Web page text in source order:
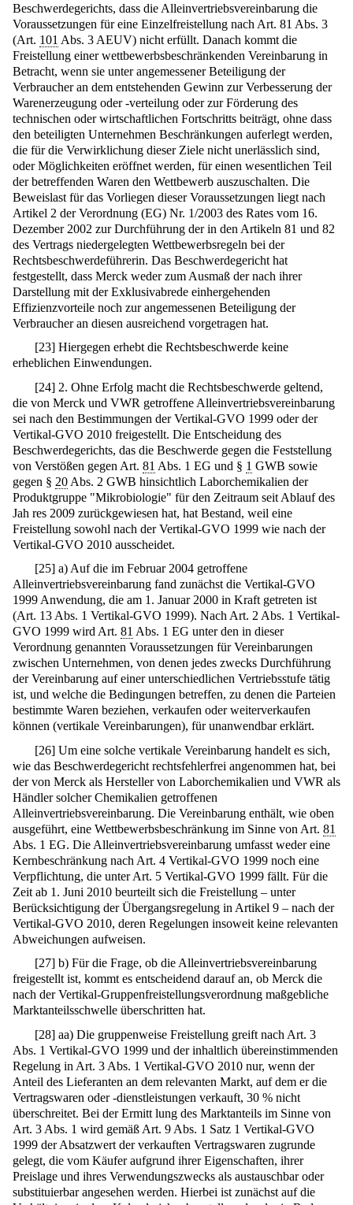
Beschwerdegerichts, dass die Alleinvertriebsvereinbarung die
Voraussetzungen für eine Einzelfreistellung nach Art. 81 Abs. 3
(Art. 101 Abs. 3 AEUV) nicht erfüllt. Danach kommt die
Freistellung einer wettbewerbsbeschränkenden Vereinbarung in
Betracht, wenn sie unter angemessener Beteiligung der
Verbraucher an dem entstehenden Gewinn zur Verbesserung der
Warenerzeugung oder -verteilung oder zur Förderung des
technischen oder wirtschaftlichen Fortschritts beiträgt, ohne dass
den beteiligten Unternehmen Beschränkungen auferlegt werden,
die für die Verwirklichung dieser Ziele nicht unerlässlich sind,
oder Möglichkeiten eröffnet werden, für einen wesentlichen Teil
der betreffenden Waren den Wettbewerb auszuschalten. Die
Beweislast für das Vorliegen dieser Voraussetzungen liegt nach
Artikel 2 der Verordnung (EG) Nr. 1/2003 des Rates vom 16.
Dezember 2002 zur Durchführung der in den Artikeln 81 und 82
des Vertrags niedergelegten Wettbewerbsregeln bei der
Rechtsbeschwerdeführerin. Das Beschwerdegericht hat
festgestellt, dass Merck weder zum Ausmaß der nach ihrer
Darstellung mit der Exklusivabrede einhergehenden
Effizienzvorteile noch zur angemessenen Beteiligung der
Verbraucher an diesen ausreichend vorgetragen hat.
[23] Hiergegen erhebt die Rechtsbeschwerde keine
erheblichen Einwendungen.
[24] 2. Ohne Erfolg macht die Rechtsbeschwerde geltend,
die von Merck und VWR getroffene Alleinvertriebsvereinbarung
sei nach den Bestimmungen der Vertikal-GVO 1999 oder der
Vertikal-GVO 2010 freigestellt. Die Entscheidung des
Beschwerdegerichts, das die Beschwerde gegen die Feststellung
von Verstößen gegen Art. 81 Abs. 1 EG und § 1 GWB sowie
gegen § 20 Abs. 2 GWB hinsichtlich Laborchemikalien der
Produktgruppe "Mikrobiologie" für den Zeitraum seit Ablauf des
Jah res 2009 zurückgewiesen hat, hat Bestand, weil eine
Freistellung sowohl nach der Vertikal-GVO 1999 wie nach der
Vertikal-GVO 2010 ausscheidet.
[25] a) Auf die im Februar 2004 getroffene
Alleinvertriebsvereinbarung fand zunächst die Vertikal-GVO
1999 Anwendung, die am 1. Januar 2000 in Kraft getreten ist
(Art. 13 Abs. 1 Vertikal-GVO 1999). Nach Art. 2 Abs. 1 Vertikal-
GVO 1999 wird Art. 81 Abs. 1 EG unter den in dieser
Verordnung genannten Voraussetzungen für Vereinbarungen
zwischen Unternehmen, von denen jedes zwecks Durchführung
der Vereinbarung auf einer unterschiedlichen Vertriebsstufe tätig
ist, und welche die Bedingungen betreffen, zu denen die Parteien
bestimmte Waren beziehen, verkaufen oder weiterverkaufen
können (vertikale Vereinbarungen), für unanwendbar erklärt.
[26] Um eine solche vertikale Vereinbarung handelt es sich,
wie das Beschwerdegericht rechtsfehlerfrei angenommen hat, bei
der von Merck als Hersteller von Laborchemikalien und VWR als
Händler solcher Chemikalien getroffenen
Alleinvertriebsvereinbarung. Die Vereinbarung enthält, wie oben
ausgeführt, eine Wettbewerbsbeschränkung im Sinne von Art. 81
Abs. 1 EG. Die Alleinvertriebsvereinbarung umfasst weder eine
Kernbeschränkung nach Art. 4 Vertikal-GVO 1999 noch eine
Verpflichtung, die unter Art. 5 Vertikal-GVO 1999 fällt. Für die
Zeit ab 1. Juni 2010 beurteilt sich die Freistellung – unter
Berücksichtigung der Übergangsregelung in Artikel 9 – nach der
Vertikal-GVO 2010, deren Regelungen insoweit keine relevanten
Abweichungen aufweisen.
[27] b) Für die Frage, ob die Alleinvertriebsvereinbarung
freigestellt ist, kommt es entscheidend darauf an, ob Merck die
nach der Vertikal-Gruppenfreistellungsverordnung maßgebliche
Marktanteilsschwelle überschritten hat.
[28] aa) Die gruppenweise Freistellung greift nach Art. 3
Abs. 1 Vertikal-GVO 1999 und der inhaltlich übereinstimmenden
Regelung in Art. 3 Abs. 1 Vertikal-GVO 2010 nur, wenn der
Anteil des Lieferanten an dem relevanten Markt, auf dem er die
Vertragswaren oder -dienstleistungen verkauft, 30 % nicht
überschreitet. Bei der Ermitt lung des Marktanteils im Sinne von
Art. 3 Abs. 1 wird gemäß Art. 9 Abs. 1 Satz 1 Vertikal-GVO
1999 der Absatzwert der verkauften Vertragswaren zugrunde
gelegt, die vom Käufer aufgrund ihrer Eigenschaften, ihrer
Preislage und ihres Verwendungszwecks als austauschbar oder
substituierbar angesehen werden. Hierbei ist zunächst auf die